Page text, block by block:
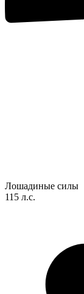
Лошадиные силы
115 л.с.